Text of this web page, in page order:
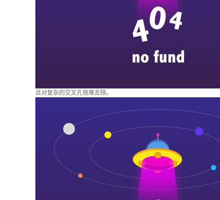
且对复杂的交叉孔很难去除。